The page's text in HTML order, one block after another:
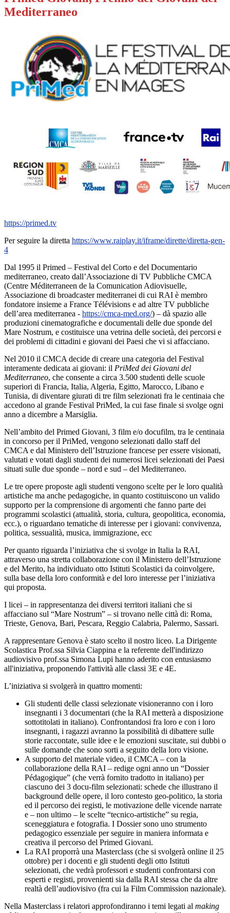
Mediterraneo
https://primed.tv
Per seguire la diretta https://www.raiplay.it/iframe/dirette/diretta-gen-
4
Dal 1995 il Primed – Festival del Corto e del Documentario
mediterraneo, creato dall’Associazione di TV Pubbliche CMCA
(Centre Méditerraneen de la Comunication Adiovisuelle,
Associazione di broadcaster mediterranei di cui RAI è membro
fondatore insieme a France Télévisions e ad altre TV pubbliche
dell’area mediterranea - https://cmca-med.org/) – dà spazio alle
produzioni cinematografiche e documentali delle due sponde del
Mare Nostrum, e costituisce una vetrina delle società, dei percorsi e
dei problemi di cittadini e giovani dei Paesi che vi si affacciano.
Nel 2010 il CMCA decide di creare una categoria del Festival
interamente dedicata ai giovani: il PriMed dei Giovani del
Mediterraneo, che consente a circa 3.500 studenti delle scuole
superiori di Francia, Italia, Algeria, Egitto, Marocco, Libano e
Tunisia, di diventare giurati di tre film selezionati fra le centinaia che
accedono al grande Festival PriMed, la cui fase finale si svolge ogni
anno a dicembre a Marsiglia.
Nell’ambito del Primed Giovani, 3 film e/o docufilm, tra le centinaia
in concorso per il PriMed, vengono selezionati dallo staff del
CMCA e dal Ministero dell’Istruzione francese per essere visionati,
valutati e votati dagli studenti dei numerosi licei selezionati dei Paesi
situati sulle due sponde – nord e sud – del Mediterraneo.
Le tre opere proposte agli studenti vengono scelte per le loro qualità
artistiche ma anche pedagogiche, in quanto costituiscono un valido
supporto per la comprensione di argomenti che fanno parte dei
programmi scolastici (attualità, storia, cultura, geopolitica, economia,
ecc.), o riguardano tematiche di interesse per i giovani: convivenza,
politica, sessualità, musica, immigrazione, ecc
Per quanto riguarda l’iniziativa che si svolge in Italia la RAI,
attraverso una stretta collaborazione con il Ministero dell’Istruzione
e del Merito, ha individuato otto Istituti Scolastici da coinvolgere,
sulla base della loro conformità e del loro interesse per l’iniziativa
qui proposta.
I licei – in rappresentanza dei diversi territori italiani che si
affacciano sul “Mare Nostrum” – si trovano nelle città di: Roma,
Trieste, Genova, Bari, Pescara, Reggio Calabria, Palermo, Sassari.
A rappresentare Genova è stato scelto il nostro liceo. La Dirigente
Scolastica Prof.ssa Silvia Ciappina e la referente dell'indirizzo
audiovisivo prof.ssa Simona Lupi hanno aderito con entusiasmo
all'iniziativa, proponendo l'attività alle classi 3E e 4E.
L’iniziativa si svolgerà in quattro momenti:
Gli studenti delle classi selezionate visioneranno con i loro
insegnanti i 3 documentari (che la RAI metterà a disposizione
sottotitolati in italiano). Confrontandosi fra loro e con i loro
insegnanti, i ragazzi avranno la possibilità di dibattere sulle
storie raccontate, sulle idee e le emozioni suscitate, sui dubbi o
sulle domande che sono sorti a seguito della loro visione.
A supporto del materiale video, il CMCA – con la
collaborazione della RAI – redige ogni anno un “Dossier
Pédagogique” (che verrà fornito tradotto in italiano) per
ciascuno dei 3 docu-film selezionati: schede che illustrano il
background delle opere, il loro contesto geo-politico, la storia
ed il percorso dei registi, le motivazione delle vicende narrate
e – non ultimo – le scelte “tecnico-artistiche” su regia,
sceneggiatura e fotografia. I Dossier sono uno strumento
pedagogico essenziale per seguire in maniera informata e
creativa il percorso del Primed Giovani.
La RAI proporrà una Masterclass (che si svolgerà online il 25
ottobre) per i docenti e gli studenti degli otto Istituti
selezionati, che vedrà professori e studenti confrontarsi con
esperti e registi, provenienti sia dalla RAI stessa che da altre
realtà dell’audiovisivo (fra cui la Film Commission nazionale).
Nella Masterclass i relatori approfondiranno i temi legati al making